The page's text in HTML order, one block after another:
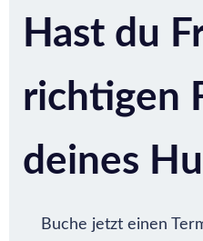
Hast du
richtigen
deines
Buche jetzt einen